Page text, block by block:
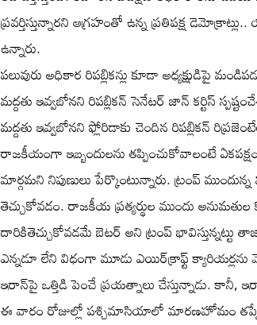
ప్రవర్తిస్తున్నారని ఆగ్రహంతో ఉన్న ప్రతిపక్ష
ఉన్నారు.
పలువురు అధికార రిపబ్లికన్లు కూడా అధ్యక్షుడిపై
మద్దతు ఇవ్వబోనని రిపబ్లికన్‌ సెనేటర్‌ జాన్‌ కర్టిస్‌
మద్దతు ఇవ్వబోనని ఫ్లోరిడాకు చెందిన రిపబ్లికన్‌
రాజకీయంగా ఇబ్బందులను తప్పించుకోవాలంటే
మార్గమని నిపుణులు పేర్కొంటున్నారు. ట్రంప్
తెచ్చుకోవడం. రాజకీయ ప్రత్యర్థుల ముందు
దారికితెచ్చుకోవడమే బెటర్ అని ట్రంప్
ఎన్నడూ లేని విధంగా మూడు ఎయిర్‌క్రాఫ్ట్
ఇరాన్‌పై ఒత్తిడి పెంచే ప్రయత్నాలు చేస్తున్నాడు. కానీ,
ఈ వారం రోజుల్లో పశ్చిమాసియాలో మారణహోమం